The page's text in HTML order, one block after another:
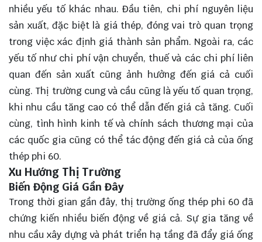
nhiều yếu tố khác nhau. Đầu tiên, chi phí nguyên liệu
sản xuất, đặc biệt là giá thép, đóng vai trò quan trọng
trong việc xác định giá thành sản phẩm. Ngoài ra, các
yếu tố như chi phí vận chuyển, thuế và các chi phí liên
quan đến sản xuất cũng ảnh hưởng đến giá cả cuối
cùng. Thị trường cung và cầu cũng là yếu tố quan trọng,
khi nhu cầu tăng cao có thể dẫn đến giá cả tăng. Cuối
cùng, tình hình kinh tế và chính sách thương mại của
các quốc gia cũng có thể tác động đến giá cả của ống
thép phi 60.
Xu Hướng Thị Trường
Biến Động Giá Gần Đây
Trong thời gian gần đây, thị trường ống thép phi 60 đã
chứng kiến nhiều biến động về giá cả. Sự gia tăng về
nhu cầu xây dựng và phát triển hạ tầng đã đẩy giá ống